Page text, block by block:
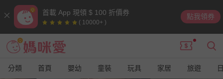
首載 App 現領 $ 100 折價券
( 10000+ )
點我領券
分類 首頁 嬰幼 童裝 玩具 家居 旅遊